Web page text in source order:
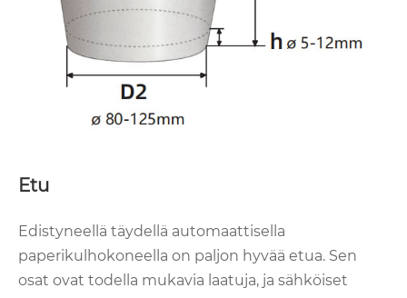
Etu
Edistyneellä täydellä automaattisella
paperikulhokoneella on paljon hyvää etua. Sen
osat ovat todella mukavia laatuja, ja sähköiset